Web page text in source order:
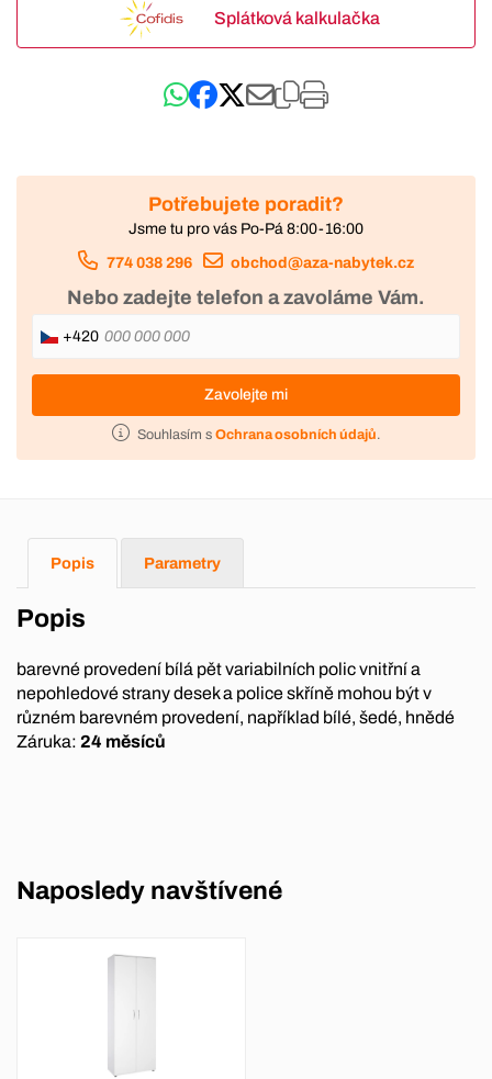
Splátková kalkulačka
Potřebujete poradit?
Jsme tu pro vás Po-Pá 8:00-16:00
774 038 296 obchod@aza-nabytek.cz
Nebo zadejte telefon a zavoláme Vám.
+420
Zavolejte mi
Souhlasím s Ochrana osobních údajů.
Popis Parametry
Popis
barevné provedení bílá pět variabilních polic vnitřní a
nepohledové strany desek a police skříně mohou být v
různém barevném provedení, například bílé, šedé, hnědé
Záruka: 24 měsíců
Naposledy navštívené